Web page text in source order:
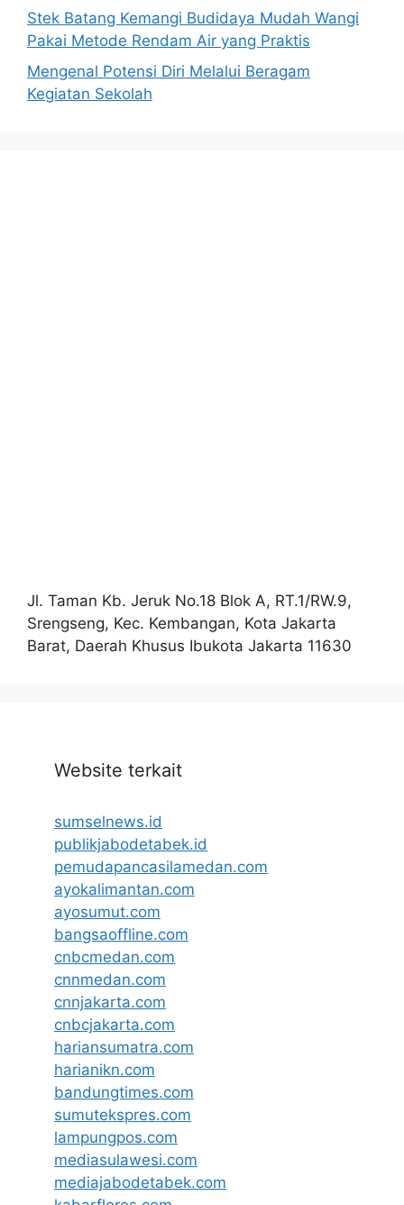
Stek Batang Kemangi Budidaya Mudah Wangi
Pakai Metode Rendam Air yang Praktis
Mengenal Potensi Diri Melalui Beragam
Kegiatan Sekolah
Jl. Taman Kb. Jeruk No.18 Blok A, RT.1/RW.9,
Srengseng, Kec. Kembangan, Kota Jakarta
Barat, Daerah Khusus Ibukota Jakarta 11630
Website terkait
sumselnews.id
publikjabodetabek.id
pemudapancasilamedan.com
ayokalimantan.com
ayosumut.com
bangsaoffline.com
cnbcmedan.com
cnnmedan.com
cnnjakarta.com
cnbcjakarta.com
hariansumatra.com
harianikn.com
bandungtimes.com
sumutekspres.com
lampungpos.com
mediasulawesi.com
mediajabodetabek.com